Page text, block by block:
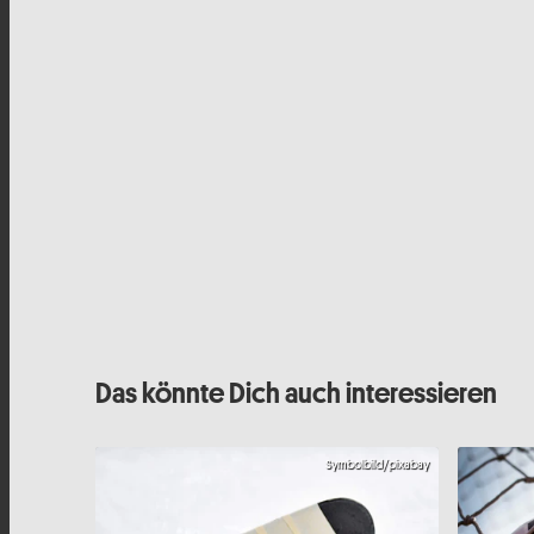
Das könnte Dich auch interessieren
Symbolbild/pixabay